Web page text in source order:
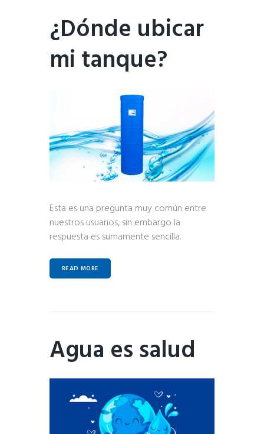
¿Dónde ubicar
mi tanque?
Esta es una pregunta muy común entre
nuestros usuarios, sin embargo la
respuesta es sumamente sencilla.
READ MORE
Agua es salud